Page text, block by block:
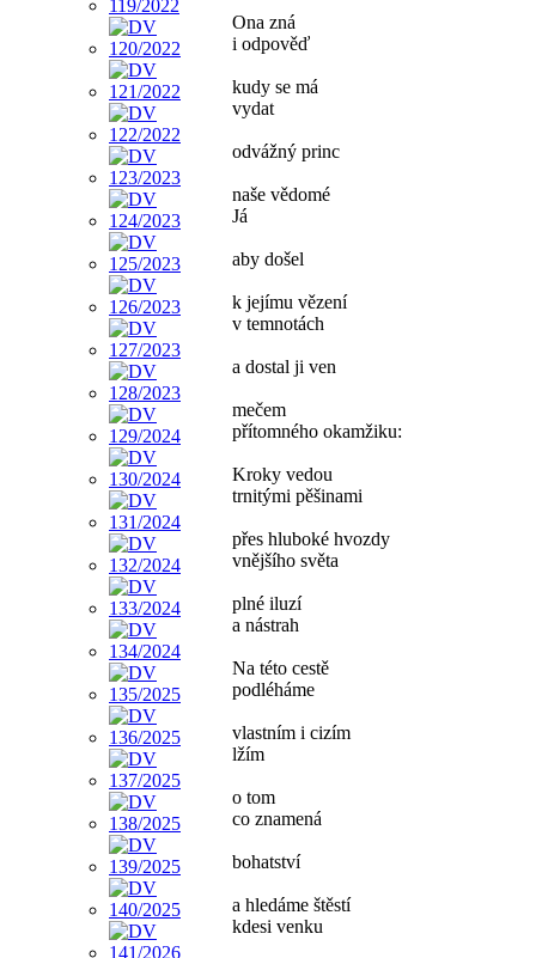
Ona zná
i odpověď
kudy se má
vydat
odvážný princ
naše vědomé
Já
aby došel
k jejímu vězení
v temnotách
a dostal ji ven
mečem
přítomného okamžiku:
Kroky vedou
trnitými pěšinami
přes hluboké hvozdy
vnějšího světa
plné iluzí
a nástrah
Na této cestě
podléháme
vlastním i cizím
lžím
o tom
co znamená
bohatství
a hledáme štěstí
kdesi venku